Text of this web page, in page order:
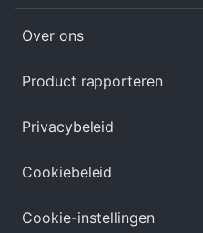
Over ons
Product rapporteren
Privacybeleid
Cookiebeleid
Cookie-instellingen